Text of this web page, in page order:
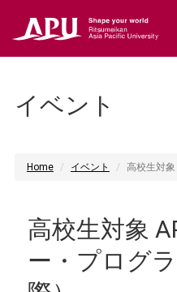
イベント
Home イベント 高校生対象
高校生対象
ー・プログ